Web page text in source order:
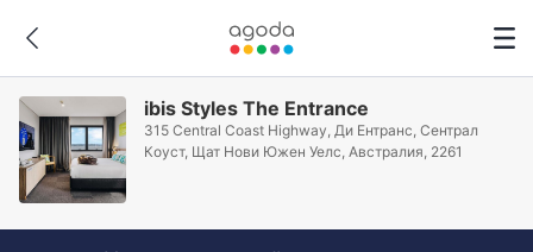
ibis Styles The Entrance
315 Central Coast Highway, Ди Ентранс, Сентрал
Коуст, Щат Нови Южен Уелс, Австралия, 2261